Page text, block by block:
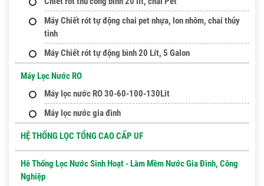
Máy Chiết rót tự động chai pet nhựa, lon nhôm, chai thủy
tinh
Máy Chiết rót tự động bình 20 Lít, 5 Galon
Máy Lọc Nước RO
Máy lọc nước RO 30-60-100-130Lit
Máy lọc nước gia đình
HỆ THỐNG LỌC TỔNG CAO CẤP UF
Hê Thống Lọc Nước Sinh Hoạt - Làm Mềm Nước Gia Đình, Công
Nghiệp